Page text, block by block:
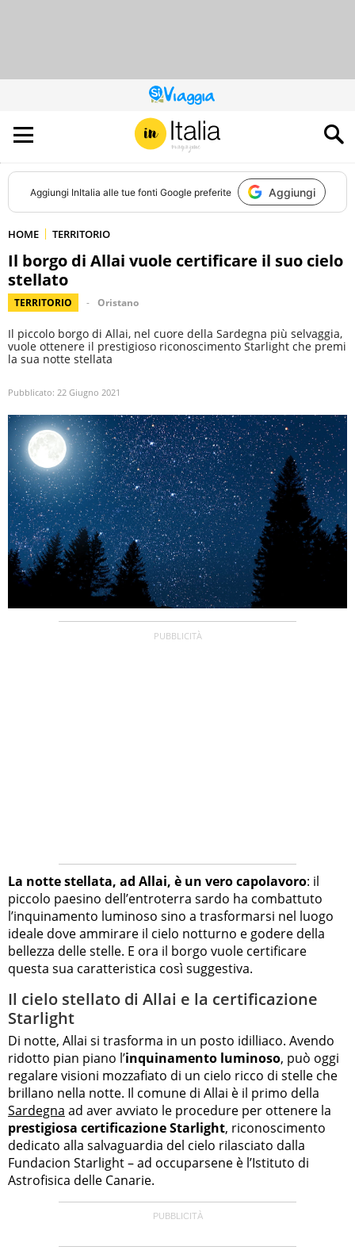
QUESTO
SITO
CONTRIBUISCE
ALL’AUDIENCE
DI
Aggiungi InItalia alle tue fonti Google preferite Aggiungi
HOME TERRITORIO
Il borgo di Allai vuole certificare il suo cielo
stellato
TERRITORIO Oristano
Il piccolo borgo di Allai, nel cuore della Sardegna più selvaggia,
vuole ottenere il prestigioso riconoscimento Starlight che premi
la sua notte stellata
Pubblicato: 22 Giugno 2021
La notte stellata, ad Allai, è un vero capolavoro: il
piccolo paesino dell’entroterra sardo ha combattuto
l’inquinamento luminoso sino a trasformarsi nel luogo
ideale dove ammirare il cielo notturno e godere della
bellezza delle stelle. E ora il borgo vuole certificare
questa sua caratteristica così suggestiva.
Il cielo stellato di Allai e la certificazione
Starlight
Di notte, Allai si trasforma in un posto idilliaco. Avendo
ridotto pian piano l’inquinamento luminoso, può oggi
regalare visioni mozzafiato di un cielo ricco di stelle che
brillano nella notte. Il comune di Allai è il primo della
Sardegna ad aver avviato le procedure per ottenere la
prestigiosa certificazione Starlight, riconoscimento
dedicato alla salvaguardia del cielo rilasciato dalla
Fundacion Starlight – ad occuparsene è l’Istituto di
Astrofisica delle Canarie.